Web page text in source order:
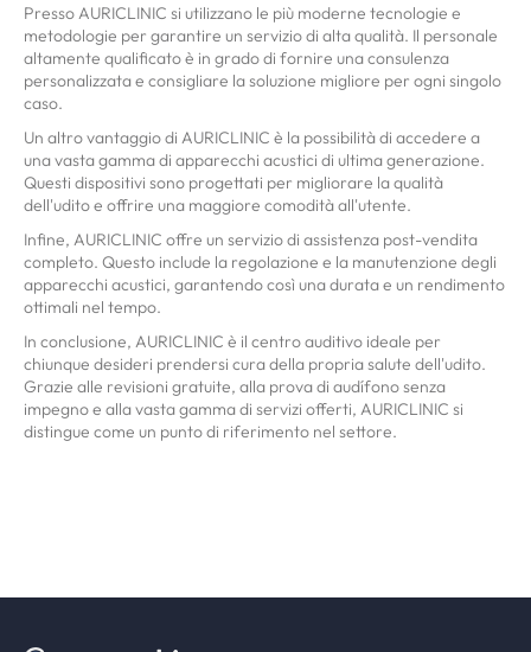
Presso AURICLINIC si utilizzano le più moderne tecnologie e
metodologie per garantire un servizio di alta qualità. Il personale
altamente qualificato è in grado di fornire una consulenza
personalizzata e consigliare la soluzione migliore per ogni singolo
caso.
Un altro vantaggio di AURICLINIC è la possibilità di accedere a
una vasta gamma di apparecchi acustici di ultima generazione.
Questi dispositivi sono progettati per migliorare la qualità
dell'udito e offrire una maggiore comodità all'utente.
Infine, AURICLINIC offre un servizio di assistenza post-vendita
completo. Questo include la regolazione e la manutenzione degli
apparecchi acustici, garantendo così una durata e un rendimento
ottimali nel tempo.
In conclusione, AURICLINIC è il centro auditivo ideale per
chiunque desideri prendersi cura della propria salute dell'udito.
Grazie alle revisioni gratuite, alla prova di audífono senza
impegno e alla vasta gamma di servizi offerti, AURICLINIC si
distingue come un punto di riferimento nel settore.